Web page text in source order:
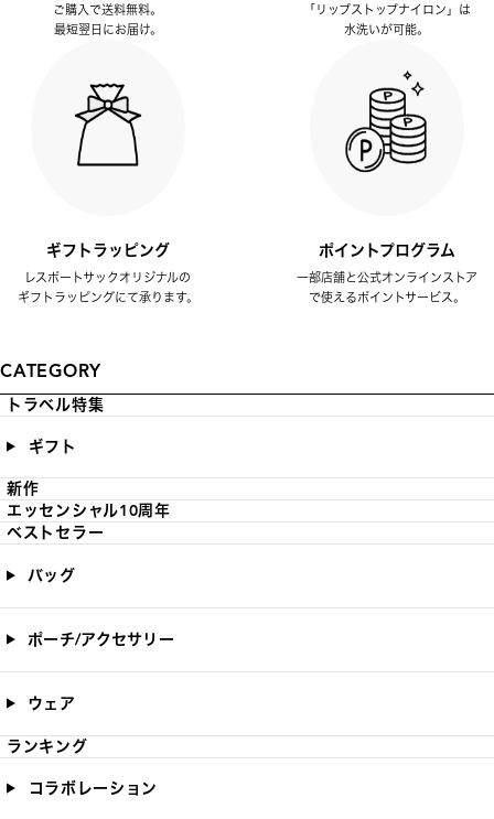
ご購入で送料無料。
最短翌日にお届け。
「リップストップナイロン」は
水洗いが可能。
ギフトラッピング
レスポートサックオリジナルの
ギフトラッピングにて承ります。
ポイントプログラム
一部店舗と公式オンラインストア
で使えるポイントサービス。
CATEGORY
トラベル特集
ギフト
新作
エッセンシャル10周年
ベストセラー
バッグ
ポーチ/アクセサリー
ウェア
ランキング
コラボレーション